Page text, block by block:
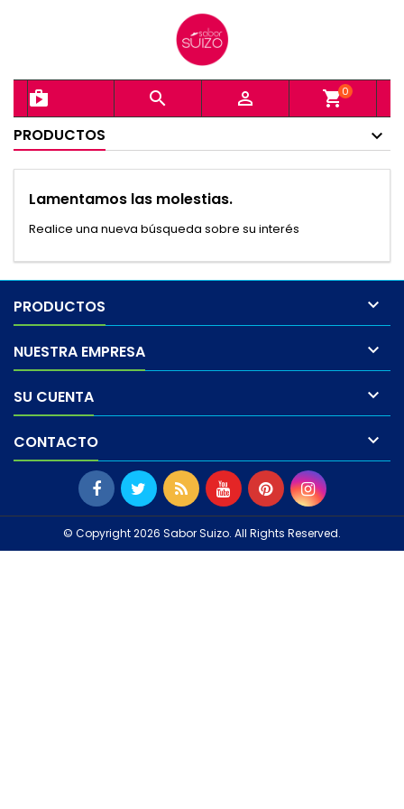
shopping_bag
  shopping_cart0
PRODUCTOS
Lamentamos las molestias.
Realice una nueva búsqueda sobre su interés
PRODUCTOS 
NUESTRA EMPRESA 
SU CUENTA 
CONTACTO 
© Copyright 2026 Sabor Suizo. All Rights Reserved.